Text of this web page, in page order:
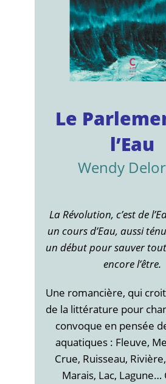
Le
l’Eau
Wendy
La Révolution, c’est de
un cours d’Eau, aussi
un début pour sauver
encore l’être.
Une romancière, qui
de la littérature pour
convoque en pensée
aquatiques : Fleuve,
Crue, Ruisseau,
Marais, Lac, Lagune…